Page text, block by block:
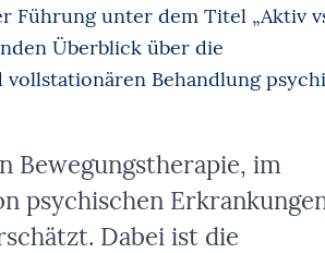
Führung unter dem Titel „Aktiv
Überblick über die
Behandlung
Bewegungstherapie, im
psychischen
Dabei ist die